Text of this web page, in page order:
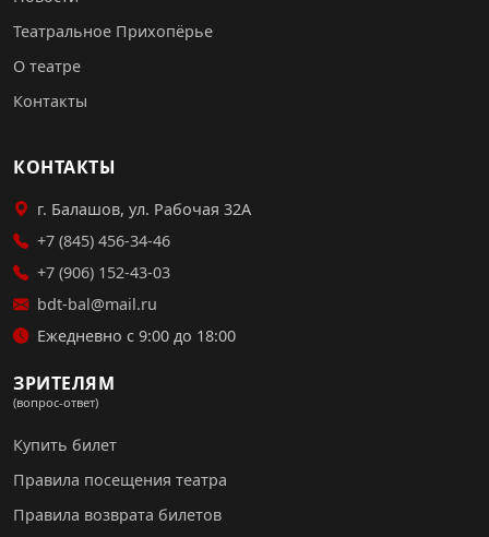
Театральное Прихопёрье
О театре
Контакты
КОНТАКТЫ
г. Балашов, ул. Рабочая 32А
+7 (845) 456-34-46
+7 (906) 152-43-03
bdt-bal@mail.ru
Ежедневно с 9:00 до 18:00
ЗРИТЕЛЯМ
(вопрос-ответ)
Купить билет
Правила посещения театра
Правила возврата билетов